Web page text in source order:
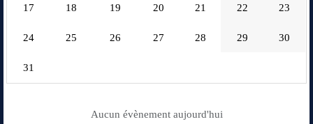
17 18 19 20 21 22 23
24 25 26 27 28 29 30
31
Aucun évènement aujourd'hui